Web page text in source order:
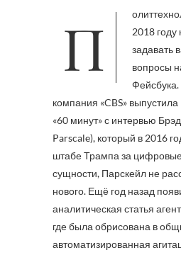
Политтехнологи, готовьтесь! В
2018 году
задавать
вопросы
Фейсбука.
компания «CBS»
«60 минут» с интервью
Parscale), который в 2016
штабе Трампа за
сущности, Парскейл не
нового. Ещё год назад
аналитическая статья
где была обрисована в
автоматизированная